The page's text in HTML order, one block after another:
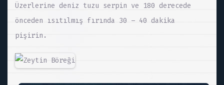
Üzerlerine deniz tuzu serpin ve 180 derecede
önceden ısıtılmış fırında 30 – 40 dakika
pişirin.